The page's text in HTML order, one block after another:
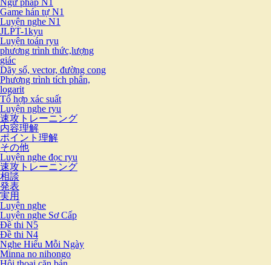
Ngữ pháp N1
Game hán tự N1
Luyện nghe N1
JLPT-1kyu
Luyện toán ryu
phương trình thức,lượng
giác
Dãy số, vector, đường cong
Phương trình tích phân,
logarit
Tổ hợp xác suất
Luyện nghe ryu
速攻トレーニング
内容理解
ポイント理解
その他
Luyện nghe đọc ryu
速攻トレーニング
相談
発表
実用
Luyện nghe
Luyện nghe Sơ Cấp
Đề thi N5
Đề thi N4
Nghe Hiểu Mỗi Ngày
Minna no nihongo